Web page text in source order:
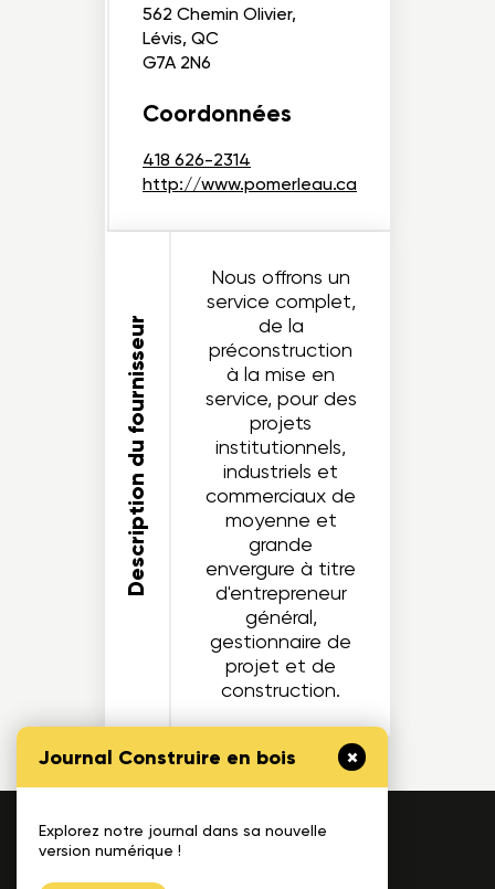
Journal Construire en bois
Explorez notre journal dans sa nouvelle
version numérique !
562 Chemin Olivier,
Lévis, QC
G7A 2N6
Coordonnées
418 626-2314
http://www.pomerleau.ca
Description du fournisseur
Nous offrons un
service complet,
de la
préconstruction
à la mise en
service, pour des
projets
institutionnels,
industriels et
commerciaux de
moyenne et
grande
envergure à titre
d'entrepreneur
général,
gestionnaire de
projet et de
construction.
1175, avenue Lavigerie, Bureau 200
Québec (QC), G1V 4P1